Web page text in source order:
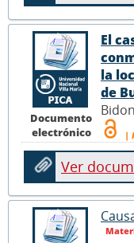
Documento
electrónico
El
la
de
|
Ver